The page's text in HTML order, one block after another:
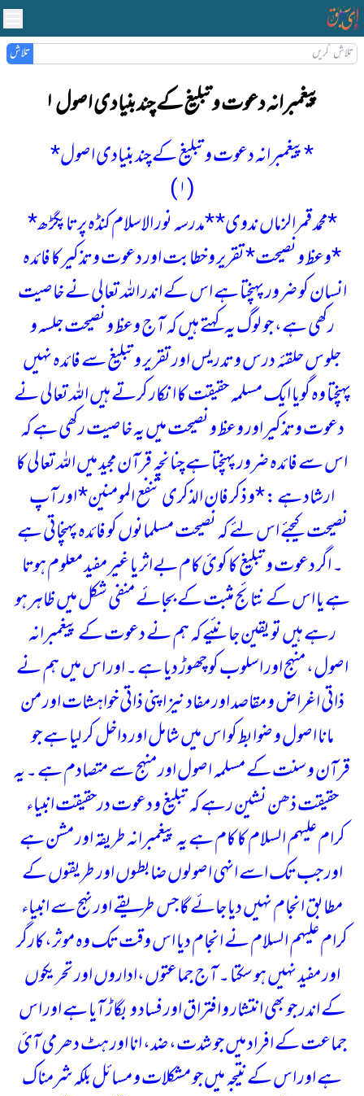
تلاش
پیغمبرانہ دعوت و تبلیغ کے چند بنیادی اصول ۱
*پیغمبرانہ دعوت و تبلیغ کے چند بنیادی اصول*
(۱ )
*محمد قمرالزماں ندوی**مدرسہ نور الاسلام کنڈہ پرتاپگڑھ*
*وعظ و نصیحت* تقریر و خطابت اور دعوت و تذکیر کا فائدہ
انسان کو ضرور پہنچتا ہے اس کے اندر اللہ تعالی نے خاصیت
رکھی ہے، جو لوگ یہ کہتے ہیں کہ آج وعظ و نصیحت جلسہ و
جلوس حلقئہ درس و تدریس اور تقریر و تبلیغ سے فائدہ نہیں
پہنچتا وہ گویا ایک مسلمہ حقیقت کا انکار کرتے ہیں اللہ تعالی نے
دعوت و تذکیر اور وعظ و نصیحت میں یہ خاصیت رکھی ہے کہ
اس سے فائدہ ضرور پہنچتا ہے چنانچہ قرآن مجید میں اللہ تعالی کا
ارشاد ہے :*و ذکر فان الذکری تنفع المومنین*اور آپ
نصیحت کیجئے اس لئے کہ نصیحت مسلمانوں کو فائدہ پہنچاتی ہے
۔اگر دعوت و تبلیغ کا کوئ کام بےاثر یا غیر مفید معلوم ہوتا
ہے یا اس کے نتائج مثبت کے بجائے منفی شکل میں ظاہر ہو
رہے ہیں تو یقین جانئیے کہ ہم نے دعوت کے پیغمبرانہ
اصول، منہج اور اسلوب کو چھوڑ دیا ہے ۔ اور اس میں ہم نے
ذاتی اغراض و مقاصد اور مفاد نیز اپنی ذاتی خواہشات اور من
مانا اصول و ضوابط کو اس میں شامل اور داخل کر لیا ہے جو
قرآن و سنت کے مسلمہ اصول اور منہج سے متصادم ہے ۔یہ
حقیقت ذھن نشین رہے کہ تبلیغ و دعوت درحقیقت انبیاء
کرام علیہم السلام کا کام ہے یہ پیغمبرانہ طریقہ اور مشن ہے
اور جب تک اسے انہی اصولوں ضابطوں اور طریقوں کے
مطابق انجام نہیں دیا جائے گا جس طریقے اور نہج سے انبیاء
کرام علیہم السلام نے انجام دیا اس وقت تک وہ موثر،کارگر
اور مفید نہیں ہو سکتا ۔آج جماعتوں،اداروں اور تحریکوں
کے اندر جو بھی انتشار و افتراق اور فساد و بگاڑ آیا ہے اور اس
جماعت کے افراد میں جو شدت، ضد، انا اور ہٹ دھرمی آئ
ہے اور اس کے نتیجہ میں جو مشکلات و مسائل بلکہ شرمناک